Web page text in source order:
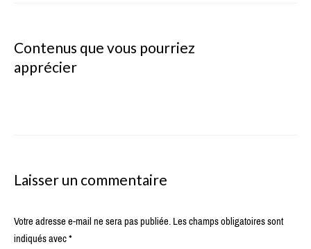
Contenus que vous pourriez
apprécier
Laisser un commentaire
Votre adresse e-mail ne sera pas publiée.Les champs obligatoires sont
indiqués avec*